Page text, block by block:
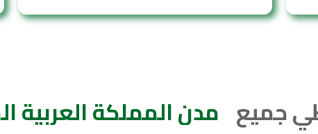
نحن نغطي جميع | ء